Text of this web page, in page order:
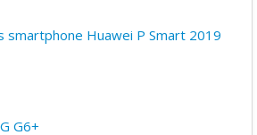
smartphone Huawei P Smart 2019
G6+